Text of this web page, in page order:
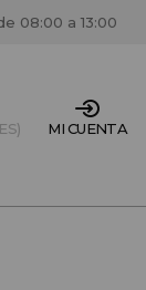
08:00 a 13:00
MI CUENTA